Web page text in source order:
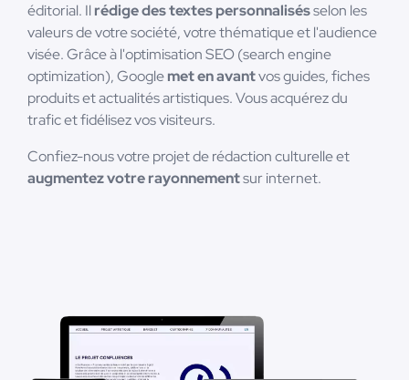
éditorial. Ilrédige des textes personnalisésselon les
valeurs de votre société, votre thématique et l'audience
visée. Grâce à l'optimisation SEO (search engine
optimization), Googlemet en avantvos guides, fiches
produits et actualités artistiques. Vous acquérez du
trafic et fidélisez vos visiteurs.
Confiez-nous votre projet de rédaction culturelle et
augmentez votre rayonnementsur internet.